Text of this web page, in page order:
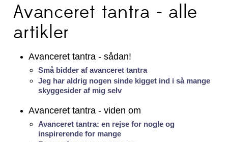
Avanceret tantra - alle
artikler
Avanceret tantra - sådan!
Små bidder af avanceret tantra
Jeg har aldrig nogen sinde kigget ind i så mange
skyggesider af mig selv
Avanceret tantra - viden om
Avanceret tantra: en rejse for nogle og
inspirerende for mange